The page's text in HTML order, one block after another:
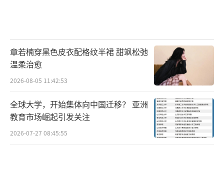
章若楠穿黑色皮衣配格纹半裙 甜飒松弛
温柔治愈
2026-08-05 11:42:53
全球大学，开始集体向中国迁移？ 亚洲
教育市场崛起引发关注
2026-07-27 08:45:55